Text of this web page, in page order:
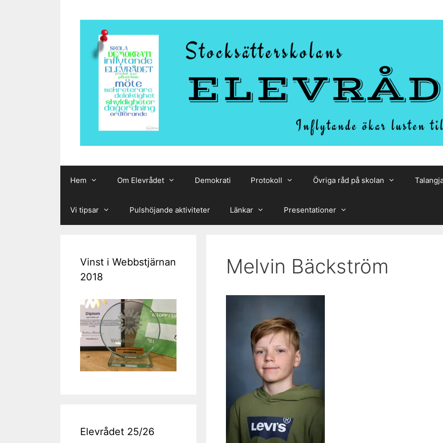
Hem Om Elevrådet Demokrati Protokoll Övriga råd på skolan
Vi tipsar Pulshöjande aktiviteter Länkar Presentationer
Melvin Bäckström
Vinst i Webbstjärnan
2018
Elevrådet 25/26